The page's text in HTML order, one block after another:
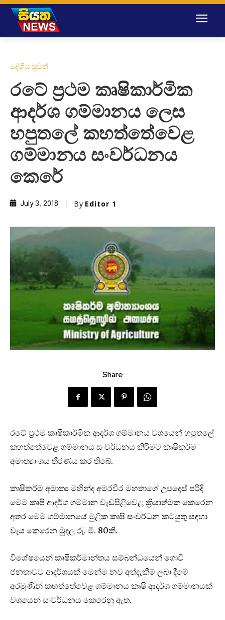
දේශීය පුවත්
රටේ ප්‍රථම කෘෂිකාර්මික
ආදර්ශ ගම්මානය ල‌ෙස
හපුතලේ කහත්තේවෙළ
ගම්මානය සංවර්ධනය
ක‌ෙ‌රේ
July 3, 2018 By Editor 1
Share
රටේ ප්‍රථම කෘෂිකාර්මික ආදර්ශ ගම්මානය වශයෙන් හපුතලේ
කහත්තේවෙළ ගම්මානය සංවර්ධනය කිරීමට කෘෂිකර්ම
අමාත්‍යාංශය තීරණය කර තිබේ.
කෘෂිකර්ම අමාත්‍ය මහින්ද අමරවීර මහතාගේ උපදෙස් පරිදි
මෙම කෘෂි ආදර්ශ ගම්මාන වැඩපිළිවෙළ ක්‍රියාත්මක කෙරෙන
අතර මෙම ගම්මානයේ මුළික කෘෂි සංවර්ධන කටයුතු සඳහා
වැය කෙරෙන මුදල රු. මි. 80කි.
විශේෂයෙන් කෘෂිකර්මාන්තය සම්බන්ධයෙන් ගොවි
ජනතාවට ආදර්ශයක් මෙන්ම නව අත්දැකීම් ලබා දීමේ
අරමුණින් කහත්තේවෙළ ගම්මානය කෘෂි ආදර්ශ ගම්මානයක්
වශයෙන් සංවර්ධනය කෙරෙනු ඇත.